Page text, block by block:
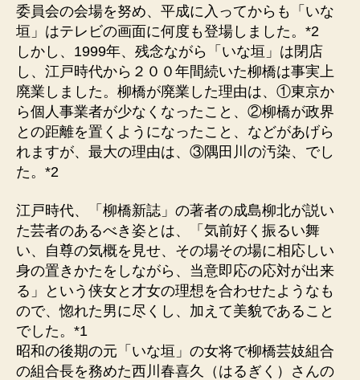
委員会の会場を努め、平成に入ってからも「いな
垣」はテレビの画面に何度も登場しました。*2
しかし、1999年、残念ながら「いな垣」は閉店
し、江戸時代から２００年間続いた柳橋は事実上
廃業しました。柳橋が廃業した理由は、①東京か
ら個人事業者が少なくなったこと、②柳橋が政界
との距離を置くようになったこと、などがあげら
れますが、最大の理由は、③隅田川の汚染、でし
た。*2
江戸時代、「柳橋新誌」の著者の成島柳北が説い
た芸者のあるべき姿とは、「気前好く振るい舞
い、自尊の気概を見せ、その場その場に相応しい
身の置きかたをしながら、当意即応の応対が出来
る」という侠女と才女の理想を合わせたようなも
ので、惚れた男に尽くし、加えて美貌であること
でした。*1
昭和の後期の元「いな垣」の女将で柳橋芸妓組合
の組合長を務めた西川春喜久（はるぎく）さんの